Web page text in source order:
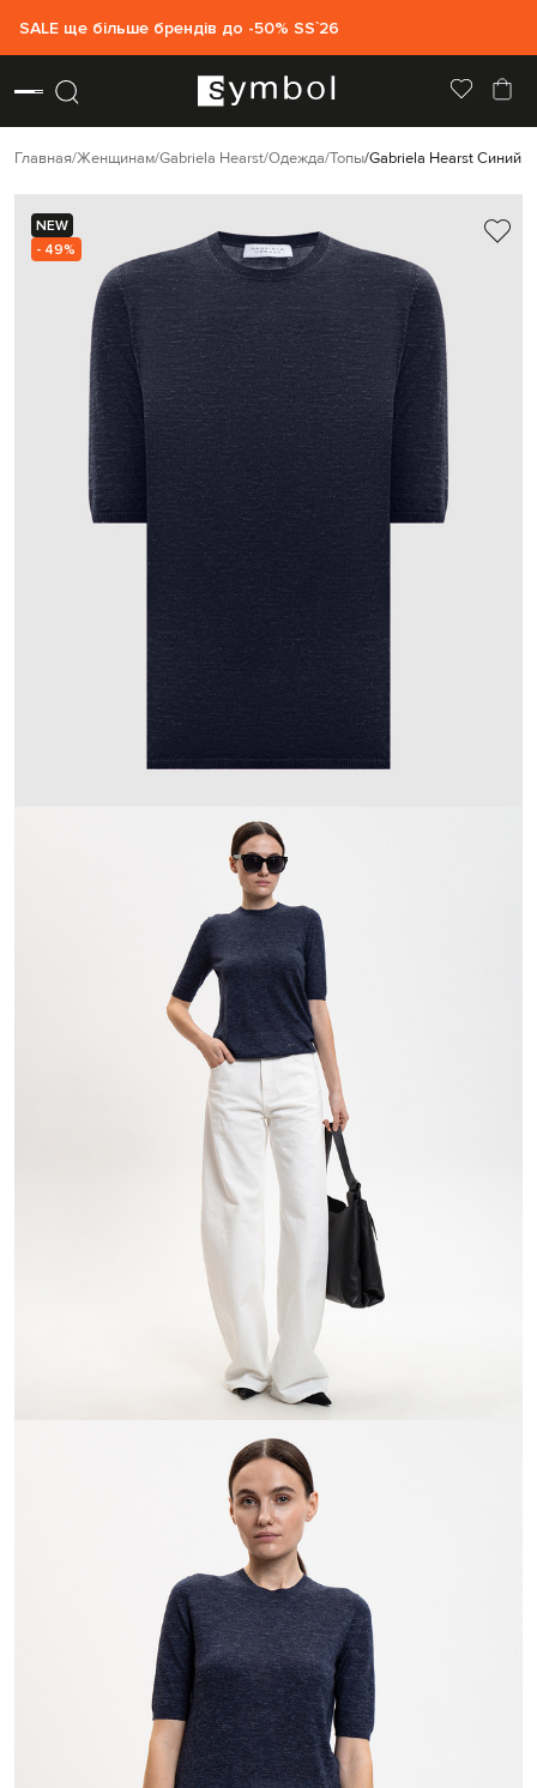
SALE ще більше брендів до -50% SS`26
Главная Женщинам Gabriela Hearst Одежда Топы Gabriela Hearst Синий
NEW
- 49%